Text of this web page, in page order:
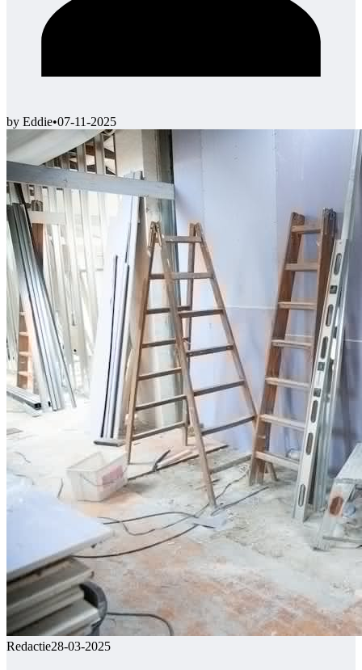
by Eddie•07-11-2025
Redactie28-03-2025